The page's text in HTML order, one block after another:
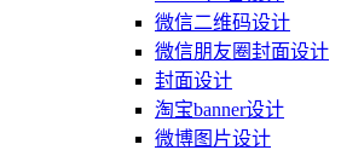
微信二维码设计
微信朋友圈封面设计
封面设计
淘宝banner设计
微博图片设计